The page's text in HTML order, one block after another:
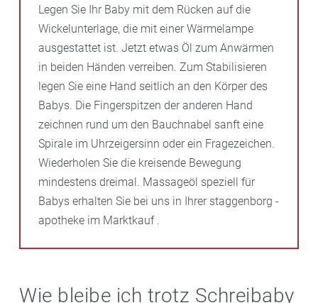
Legen Sie Ihr Baby mit dem Rücken auf die
Wickelunterlage, die mit einer Wärmelampe
ausgestattet ist. Jetzt etwas Öl zum Anwärmen
in beiden Händen verreiben. Zum Stabilisieren
legen Sie eine Hand seitlich an den Körper des
Babys. Die Fingerspitzen der anderen Hand
zeichnen rund um den Bauchnabel sanft eine
Spirale im Uhrzeigersinn oder ein Fragezeichen.
Wiederholen Sie die kreisende Bewegung
mindestens dreimal. Massageöl speziell für
Babys erhalten Sie bei uns in Ihrer staggenborg -
apotheke im Marktkauf .
Wie bleibe ich trotz Schreibaby